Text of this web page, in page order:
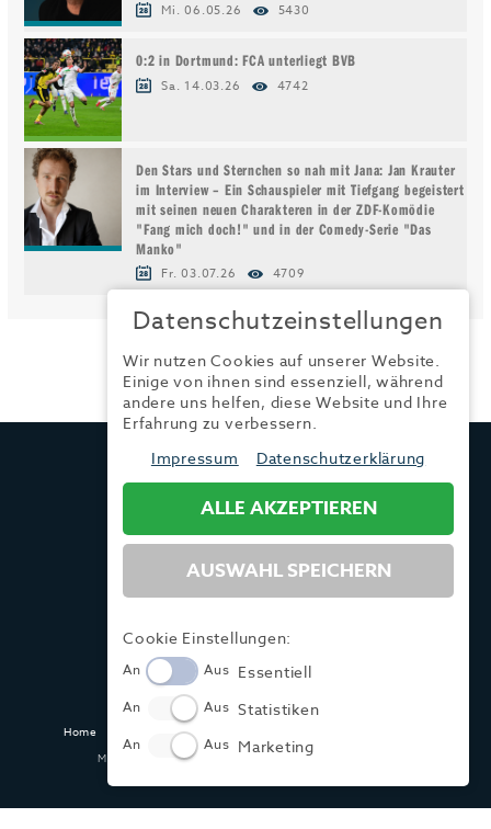
Mi. 06.05.26 5430
0:2 in Dortmund: FCA unterliegt BVB
Sa. 14.03.26 4742
Den Stars und Sternchen so nah mit Jana: Jan Krauter
im Interview – Ein Schauspieler mit Tiefgang begeistert
mit seinen neuen Charakteren in der ZDF-Komödie
"Fang mich doch!" und in der Comedy-Serie "Das
Manko"
Fr. 03.07.26 4709
TRENDYONE
Fax:
+49 (0) 821 / 99 82 34 41
Home Impressum
Made with ♥ in Dasing und Hamburg @ zwetschke.de
Datenschutzeinstellungen
Wir nutzen Cookies auf unserer Website.
Einige von ihnen sind essenziell, während
andere uns helfen, diese Website und Ihre
Erfahrung zu verbessern.
Impressum
Datenschutzerklärung
ALLE AKZEPTIEREN
AUSWAHL SPEICHERN
Cookie Einstellungen:
An Aus Essentiell
An Aus Statistiken
An Aus Marketing